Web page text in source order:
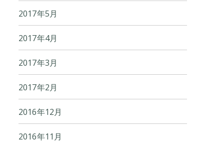
2017年5月
2017年4月
2017年3月
2017年2月
2016年12月
2016年11月